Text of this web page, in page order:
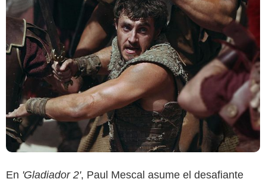
En 'Gladiador 2', Paul Mescal asume el desafiante